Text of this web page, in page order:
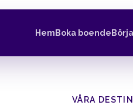
Hem Boka boende
VÅRA